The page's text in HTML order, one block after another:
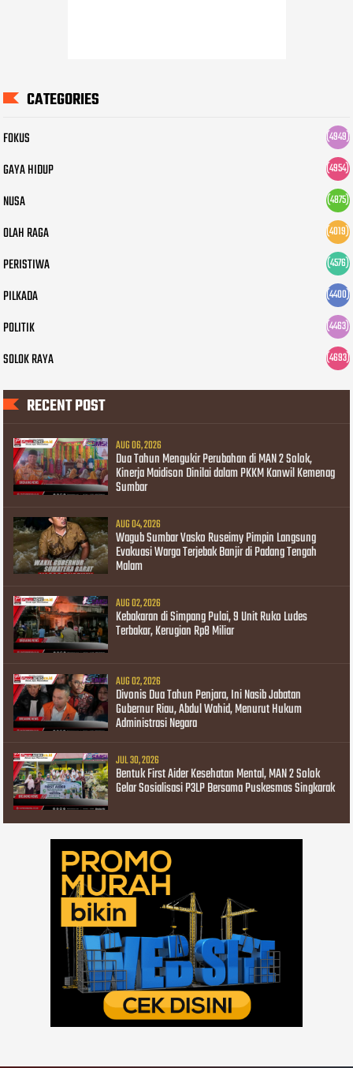
CATEGORIES
FOKUS (4949)
GAYA HIDUP (4954)
NUSA (4875)
OLAH RAGA (4019)
PERISTIWA (4576)
PILKADA (4400)
POLITIK (4463)
SOLOK RAYA (4693)
RECENT POST
AUG 06, 2026
Dua Tahun Mengukir Perubahan di MAN 2 Solok,
Kinerja Maidison Dinilai dalam PKKM Kanwil Kemenag
Sumbar
AUG 04, 2026
Wagub Sumbar Vasko Ruseimy Pimpin Langsung
Evakuasi Warga Terjebak Banjir di Padang Tengah
Malam
AUG 02, 2026
Kebakaran di Simpang Pulai, 9 Unit Ruko Ludes
Terbakar, Kerugian Rp8 Miliar
AUG 02, 2026
Divonis Dua Tahun Penjara, Ini Nasib Jabatan
Gubernur Riau, Abdul Wahid, Menurut Hukum
Administrasi Negara
JUL 30, 2026
Bentuk First Aider Kesehatan Mental, MAN 2 Solok
Gelar Sosialisasi P3LP Bersama Puskesmas Singkarak